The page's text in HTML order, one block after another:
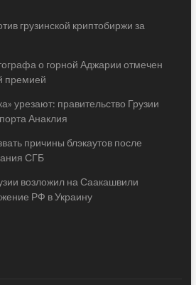
грузинской криптобиржи за
о горной Аджарии отмечен
премией
урезают: правительство Грузии
Анаклия
причины блэкаутов после
СГБ
возложил на Саакашвили
РФ в Украину